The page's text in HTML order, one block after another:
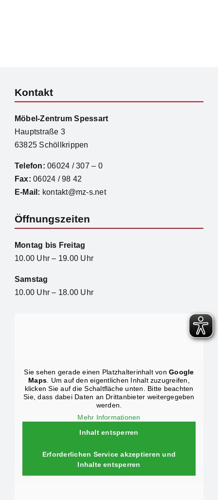
Sie sehen gerade einen Platzhalterinhalt vonGoogle
Maps. Um auf den eigentlichen Inhalt zuzugreifen,
klicken Sie auf die Schaltfläche unten. Bitte beachten
Sie, dass dabei Daten an Drittanbieter weitergegeben
werden.
Mehr Informationen
Inhalt entsperren
Erforderlichen Service akzeptieren und
Inhalte entsperren
Kontakt
Möbel-Zentrum Spessart
Hauptstraße 3
63825 Schöllkrippen
Telefon: 06024 / 307 – 0
Fax: 06024 / 98 42
E-Mail: kontakt@mz-s.net
Öffnungszeiten
Montag bis Freitag
10.00 Uhr – 19.00 Uhr
Samstag
10.00 Uhr – 18.00 Uhr